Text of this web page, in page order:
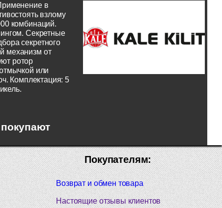
в
взлому
комбинаций.
Секретные
секретного
механизм от
ротор
или
Комплектация: 5
Покупателям:
Возврат и обмен товара
Настоящие отзывы клиентов